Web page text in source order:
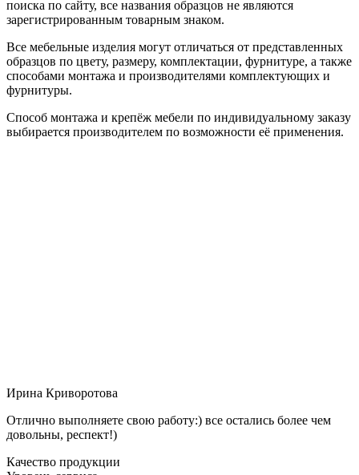
поиска по сайту, все названия образцов не являются
зарегистрированным товарным знаком.
Все мебельные изделия могут отличаться от представленных
образцов по цвету, размеру, комплектации, фурнитуре, а также
способами монтажа и производителями комплектующих и
фурнитуры.
Способ монтажа и крепёж мебели по индивидуальному заказу
выбирается производителем по возможности её применения.
Ирина Криворотова
Отлично выполняете свою работу:) все остались более чем
довольны, респект!)
Качество продукции